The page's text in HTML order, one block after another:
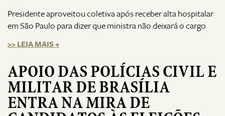
Presidente aproveitou coletiva após receber alta hospitalar
em São Paulo para dizer que ministra não deixará o cargo
>> LEIA MAIS +
APOIO DAS POLÍCIAS CIVIL E
MILITAR DE BRASÍLIA
ENTRA NA MIRA DE